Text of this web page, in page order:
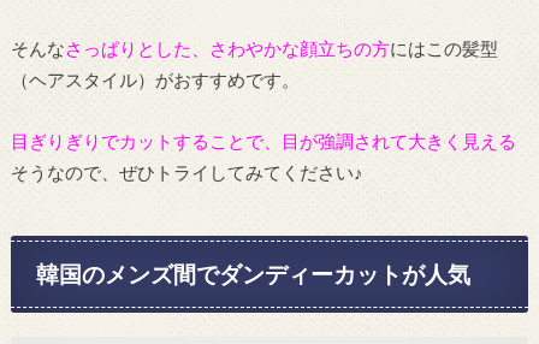
そんなさっぱりとした、さわやかな顔立ちの方にはこの髪型
（ヘアスタイル）がおすすめです。
目ぎりぎりでカットすることで、目が強調されて大きく見える
そうなので、ぜひトライしてみてください♪
韓国のメンズ間でダンディーカットが人気